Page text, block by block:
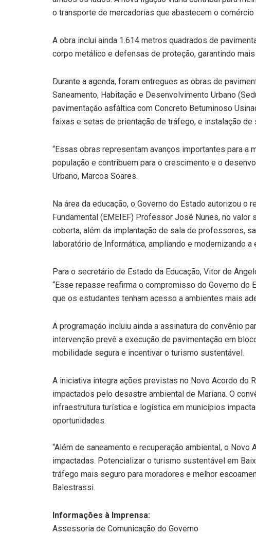
o transporte de mercadorias que abastecem o comércio
A obra inclui ainda 1.614 metros quadrados de
corpo metálico e defensas de proteção, garantindo
Durante a agenda, foram entregues as obras de
Saneamento, Habitação e Desenvolvimento Urbano
pavimentação asfáltica com Concreto Betuminoso
faixas e setas de orientação de tráfego, e instalação de
“Essas obras representam avanços importantes para a
população e contribuem para o crescimento e o
Urbano, Marcos Soares.
Na área da educação, o Governo do Estado autorizou
Fundamental (EMEIEF) Professor José Nunes, no
coberta, além da implantação de sala de professores,
laboratório de Informática, ampliando e modernizando a
Para o secretário de Estado da Educação, Vitor de
“Esse repasse reafirma o compromisso do Governo
que os estudantes tenham acesso a ambientes mais
A programação incluiu ainda a assinatura do convênio
intervenção prevê a execução de pavimentação em
mobilidade segura e incentivar o turismo sustentável.
A iniciativa integra ações previstas no Novo Acordo do
impactados pelo desastre ambiental de Mariana. O
infraestrutura turística e logística em municípios
oportunidades.
“Além de saneamento e recuperação ambiental, o
impactadas. Potencializar o turismo sustentável em
tráfego mais seguro para moradores e melhor
Balestrassi.
Informações à Imprensa:
Assessoria de Comunicação do Governo